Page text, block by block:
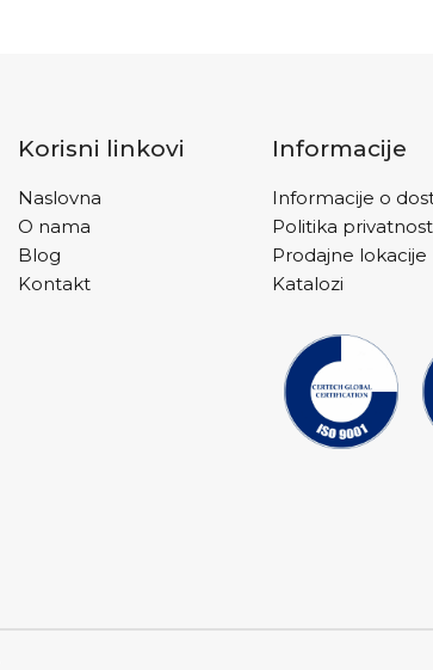
Korisni linkovi
Naslovna
O nama
Blog
Kontakt
Informacije
Informacije o
Politika
Prodajne lokacije
Katalozi